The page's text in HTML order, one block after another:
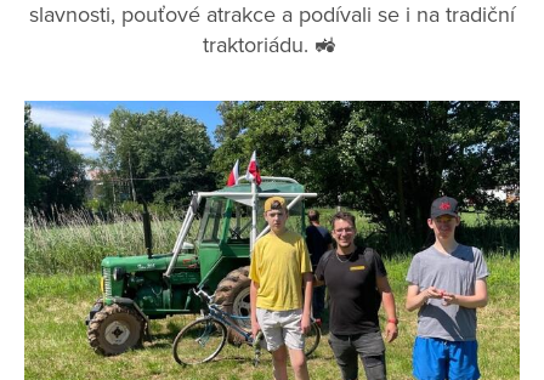
slavnosti, pouťové atrakce a podívali se i na tradiční
traktoriádu. 🚜